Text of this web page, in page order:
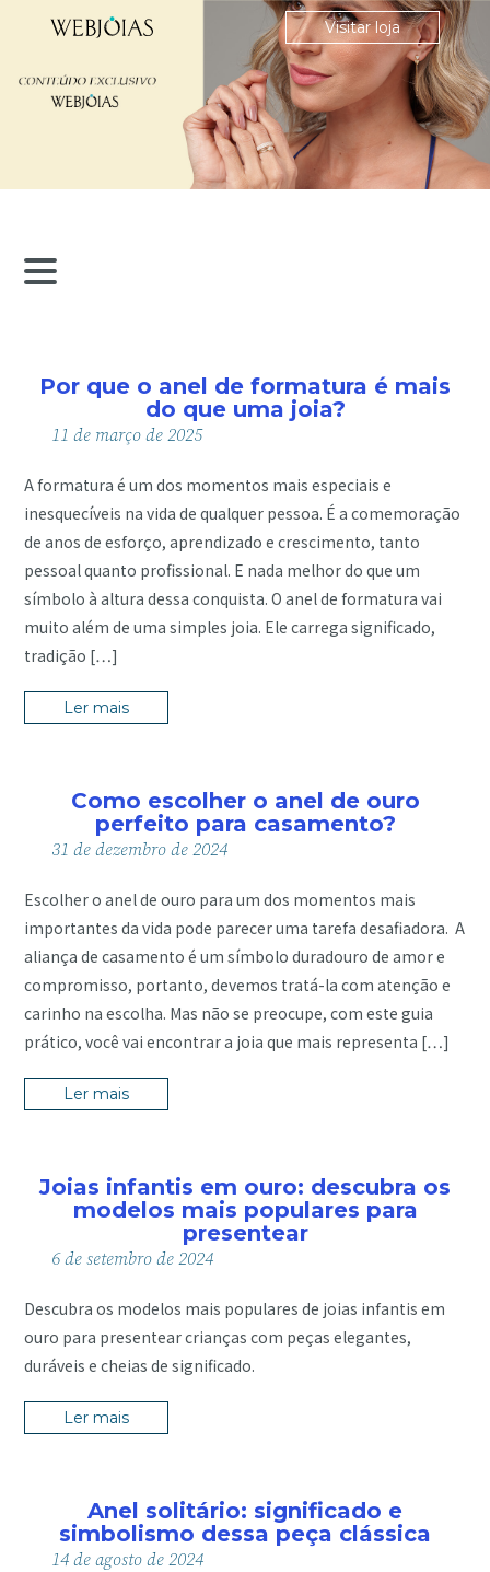
Visitar loja
Por que o anel de formatura é mais
do que uma joia?
11 de marçode2025
A formatura é um dos momentos mais especiais e
inesquecíveis na vida de qualquer pessoa. É a comemoração
de anos de esforço, aprendizado e crescimento, tanto
pessoal quanto profissional. E nada melhor do que um
símbolo à altura dessa conquista. O anel de formatura vai
muito além de uma simples joia. Ele carrega significado,
tradição […]
Ler mais
Como escolher o anel de ouro
perfeito para casamento?
31 dedezembrode2024
Escolher o anel de ouro para um dos momentos mais
importantes da vida pode parecer uma tarefa desafiadora. A
aliança de casamento é um símbolo duradouro de amor e
compromisso, portanto, devemos tratá-la com atenção e
carinho na escolha. Mas não se preocupe, com este guia
prático, você vai encontrar a joia que mais representa […]
Ler mais
Joias infantis em ouro: descubra os
modelos mais populares para
presentear
6desetembrode2024
Descubra os modelos mais populares de joias infantis em
ouro para presentear crianças com peças elegantes,
duráveis e cheias de significado.
Ler mais
Anel solitário: significado e
simbolismo dessa peça clássica
14deagostode2024